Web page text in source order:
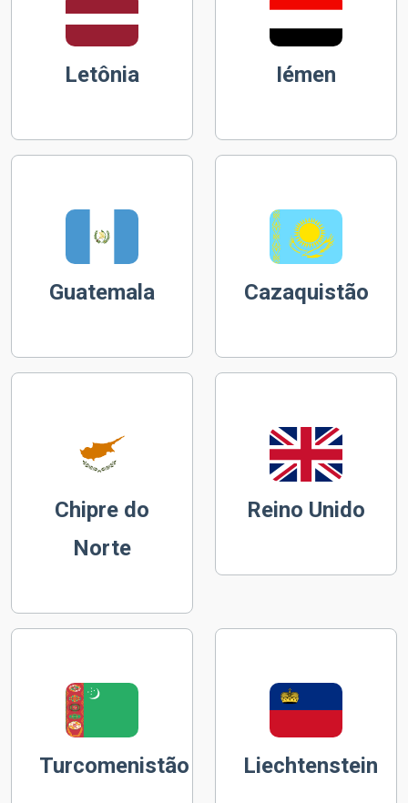
Letônia Iémen
Guatemala Cazaquistão
Chipre do
Norte
Reino Unido
Turcomenistão Liechtenstein